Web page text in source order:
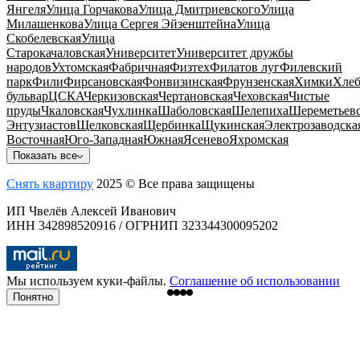
ЯнгеляУлица ГорчаковаУлица ДмитриевскогоУлица
МилашенковаУлица Сергея ЭйзенштейнаУлица
СкобелевскаяУлица
СтарокачаловскаяУниверситетУниверситет дружбы
народовУхтомскаяФабричнаяФизтехФилатов лугФилевский
паркФилиФирсановскаяФонвизинскаяФрунзенскаяХимки
бульварЦСКАЧеркизовскаяЧертановскаяЧеховскаяЧистые
прудыЧкаловскаяЧухлинкаШаболовскаяШелепиха
ЭнтузиастовЩелковскаяЩербинкаЩукинская
ВосточнаяЮго-ЗападнаяЮжнаяЯсеневоЯхромская
Показать все
Снять квартиру 2025 © Все права защищены
ИП Чвелёв Алексей Иванович
ИНН 342898520916 / ОГРНИП 323344300095202
Мы используем куки-файлы. Соглашение об использовании
Понятно